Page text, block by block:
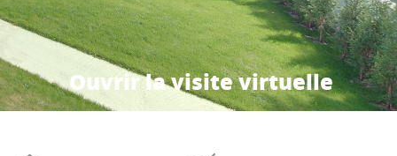
Ouvrir la visite virtuelle